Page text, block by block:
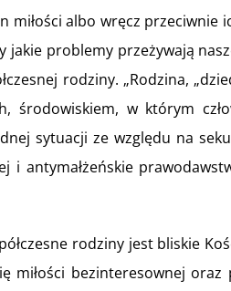
albo wręcz przeciwnie
problemy przeżywają
rodziny. „Rodzina,
środowiskiem, w którym
sytuacji ze względu na
i antymałżeńskie
rodziny jest bliskie
miłości bezinteresownej oraz